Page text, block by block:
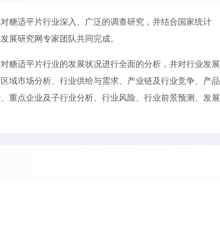
糖适平片行业深入、广泛的调查研究，并结合国家统计
展研究网专家团队共同完成。
糖适平片行业的发展状况进行全面的分析，并对行业发展
域市场分析、行业供给与需求、产业链及行业竞争、产品
重点企业及子行业分析、行业风险、行业前景预测、发展